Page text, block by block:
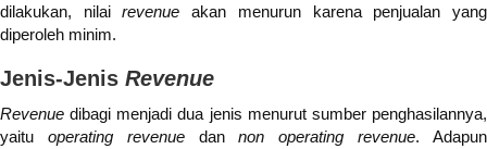
dilakukan, nilairevenue akan menurun karena penjualan yang
diperoleh minim.
Jenis-Jenis Revenue
Revenue dibagi menjadi dua jenis menurut sumber penghasilannya,
yaitu operating revenuedannon operating revenue. Adapun